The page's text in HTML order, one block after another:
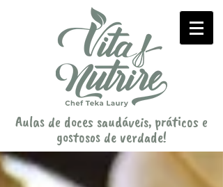
Aulas de doces saudáveis, práticos e
gostosos de verdade!